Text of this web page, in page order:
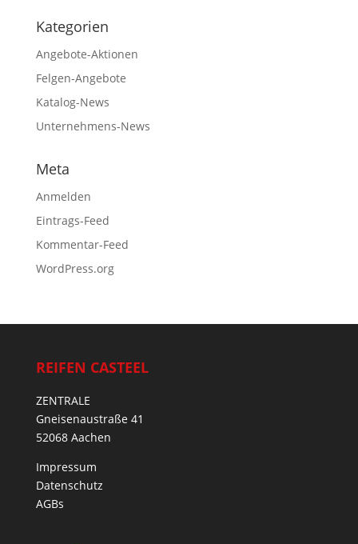
Kategorien
Angebote-Aktionen
Felgen-Angebote
Katalog-News
Unternehmens-News
Meta
Anmelden
Eintrags-Feed
Kommentar-Feed
WordPress.org
REIFEN CASTEEL
ZENTRALE
Gneisenaustraße 41
52068 Aachen
Impressum
Datenschutz
AGBs